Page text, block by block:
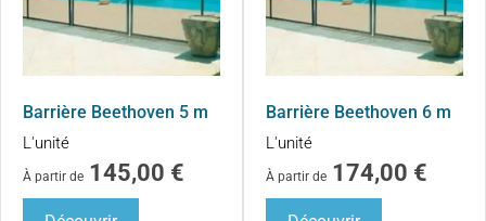
Barrière Beethoven 5 m
L'unité
À partir de 145,00 €
Barrière Beethoven 6 m
L'unité
À partir de 174,00 €